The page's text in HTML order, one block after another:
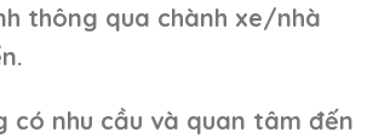
thông qua chành xe/nhà
có nhu cầu và quan tâm đến